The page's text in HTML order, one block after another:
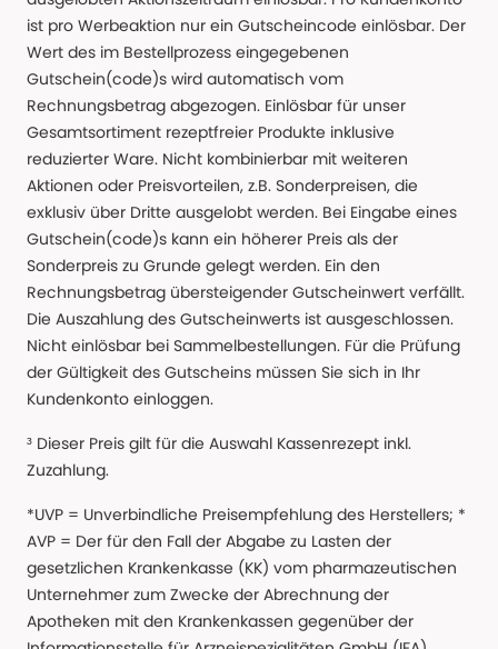
ist pro Werbeaktion nur ein Gutscheincode einlösbar. Der
Wert des im Bestellprozess eingegebenen
Gutschein(code)s wird automatisch vom
Rechnungsbetrag abgezogen. Einlösbar für unser
Gesamtsortiment rezeptfreier Produkte inklusive
reduzierter Ware. Nicht kombinierbar mit weiteren
Aktionen oder Preisvorteilen, z.B. Sonderpreisen, die
exklusiv über Dritte ausgelobt werden. Bei Eingabe eines
Gutschein(code)s kann ein höherer Preis als der
Sonderpreis zu Grunde gelegt werden. Ein den
Rechnungsbetrag übersteigender Gutscheinwert verfällt.
Die Auszahlung des Gutscheinwerts ist ausgeschlossen.
Nicht einlösbar bei Sammelbestellungen. Für die Prüfung
der Gültigkeit des Gutscheins müssen Sie sich in Ihr
Kundenkonto einloggen.
³ Dieser Preis gilt für die Auswahl Kassenrezept inkl.
Zuzahlung.
*UVP = Unverbindliche Preisempfehlung des Herstellers; *
AVP = Der für den Fall der Abgabe zu Lasten der
gesetzlichen Krankenkasse (KK) vom pharmazeutischen
Unternehmer zum Zwecke der Abrechnung der
Apotheken mit den Krankenkassen gegenüber der